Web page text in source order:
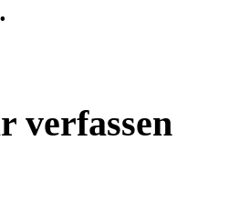
verfassen